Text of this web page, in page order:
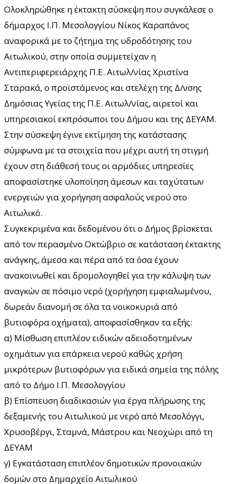
Ολοκληρώθηκε η έκτακτη σύσκεψη που συγκάλεσε ο
δήμαρχος Ι.Π. Μεσολογγίου Νίκος Καραπάνος
αναφορικά με το ζήτημα της υδροδότησης του
Αιτωλικού, στην οποία συμμετείχαν η
Αντιπεριφερειάρχης Π.Ε. Αιτωλ/νίας Χριστίνα
Σταρακά, ο προϊστάμενος και στελέχη της Δ/νσης
Δημόσιας Υγείας της Π.Ε. Αιτωλ/νίας, αιρετοί και
υπηρεσιακοί εκπρόσωποι του Δήμου και της ΔΕΥΑΜ.
Στην σύσκεψη έγινε εκτίμηση της κατάστασης
σύμφωνα με τα στοιχεία που μέχρι αυτή τη στιγμή
έχουν στη διάθεσή τους οι αρμόδιες υπηρεσίες
αποφασίστηκε υλοποίηση άμεσων και ταχύτατων
ενεργειών για χορήγηση ασφαλούς νερού στο
Αιτωλικό.
Συγκεκριμένα και δεδομένου ότι ο Δήμος βρίσκεται
από τον περασμένο Οκτώβριο σε κατάσταση έκτακτης
ανάγκης, άμεσα και πέρα από τα όσα έχουν
ανακοινωθεί και δρομολογηθεί για την κάλυψη των
αναγκών σε πόσιμο νερό (χορήγηση εμφιαλωμένου,
δωρεάν διανομή σε όλα τα νοικοκυριά από
βυτιοφόρα οχήματα), αποφασίσθηκαν τα εξής:
α) Μίσθωση επιπλέον ειδικών αδειοδοτημένων
οχημάτων για επάρκεια νερού καθώς χρήση
μικρότερων βυτιοφόρων για ειδικά σημεία της πόλης
από το Δήμο Ι.Π. Μεσολογγίου
β) Επίσπευση διαδικασιών για έργα πλήρωσης της
δεξαμενής του Αιτωλικού με νερό από Μεσολόγγι,
Χρυσοβέργι, Σταμνά, Μάστρου και Νεοχώρι από τη
ΔΕΥΑΜ
γ) Εγκατάσταση επιπλέον δημοτικών προνοιακών
δομών στο Δημαρχείο Αιτωλικού